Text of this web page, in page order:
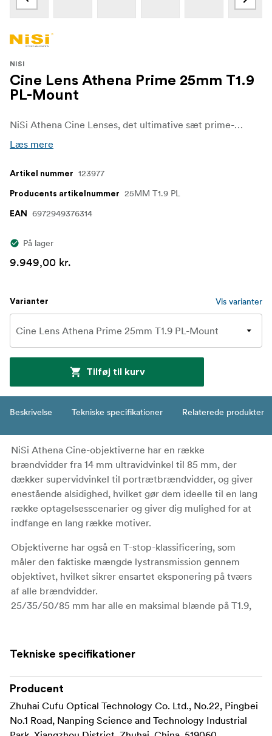
NISI
Cine Lens Athena Prime 25mm T1.9
PL-Mount
NiSi Athena Cine Lenses, det ultimative sæt prime-objektiver til filmfotografer og videofotografer, der kræver kompromisløs billedkvalitet og ydeevne. Disse objektiver er designet med den nyeste teknologi og har enestående optik, og de vil helt sikkert løfte din filmskabelse til nye højder.
Læs mere
Artikel nummer 123977
Producents artikelnummer 25MM T1.9 PL
EAN 6972949376314
På lager
9.949,00 kr.
Varianter Vis varianter
Tilføj til kurv
Beskrivelse Tekniske specifikationer Relaterede produkter
NiSi Athena Cine-objektiverne har en række
brændvidder fra 14 mm ultravidvinkel til 85 mm, der
dækker supervidvinkel til portrætbrændvidder, og giver
enestående alsidighed, hvilket gør dem ideelle til en lang
række optagelsesscenarier og giver dig mulighed for at
indfange en lang række motiver.
Objektiverne har også en T-stop-klassificering, som
måler den faktiske mængde lystransmission gennem
objektivet, hvilket sikrer ensartet eksponering på tværs
af alle brændvidder.
25/35/50/85 mm har alle en maksimal blænde på T1.9,
stop på T2,4.
De har en imponerende billedcirkel på 46 mm, hvilket
gør dem velegnede til brug med full-frame og endda
storformatsensorer.
Hele serien fås med ARRI PL-, Canon RF-, Sony E-,
Tekniske specifikationer
Producent
Zhuhai Cufu Optical Technology Co. Ltd., No.22, Pingbei
No.1 Road, Nanping Science and Technology Industrial